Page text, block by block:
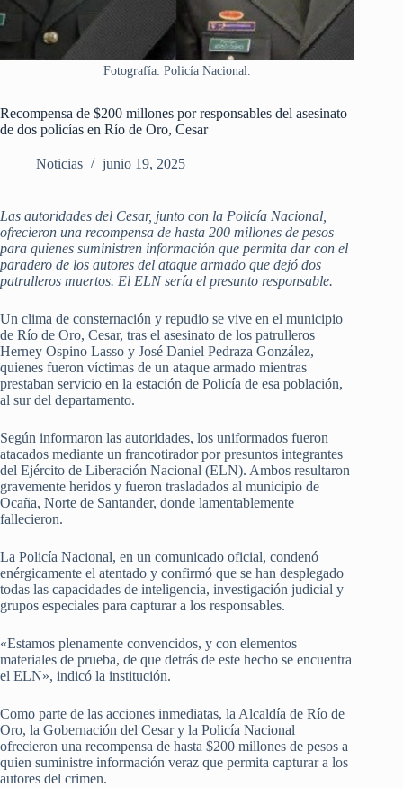
Fotografía: Policía Nacional.
Recompensa de $200 millones por responsables del asesinato
de dos policías en Río de Oro, Cesar
Noticias junio 19, 2025
Las autoridades del Cesar, junto con la Policía Nacional,
ofrecieron una recompensa de hasta 200 millones de pesos
para quienes suministren información que permita dar con el
paradero de los autores del ataque armado que dejó dos
patrulleros muertos. El ELN sería el presunto responsable.
Un clima de consternación y repudio se vive en el municipio
de Río de Oro, Cesar, tras el asesinato de los patrulleros
Herney Ospino Lasso y José Daniel Pedraza González,
quienes fueron víctimas de un ataque armado mientras
prestaban servicio en la estación de Policía de esa población,
al sur del departamento.
Según informaron las autoridades, los uniformados fueron
atacados mediante un francotirador por presuntos integrantes
del Ejército de Liberación Nacional (ELN). Ambos resultaron
gravemente heridos y fueron trasladados al municipio de
Ocaña, Norte de Santander, donde lamentablemente
fallecieron.
La Policía Nacional, en un comunicado oficial, condenó
enérgicamente el atentado y confirmó que se han desplegado
todas las capacidades de inteligencia, investigación judicial y
grupos especiales para capturar a los responsables.
«Estamos plenamente convencidos, y con elementos
materiales de prueba, de que detrás de este hecho se encuentra
el ELN», indicó la institución.
Como parte de las acciones inmediatas, la Alcaldía de Río de
Oro, la Gobernación del Cesar y la Policía Nacional
ofrecieron una recompensa de hasta $200 millones de pesos a
quien suministre información veraz que permita capturar a los
autores del crimen.